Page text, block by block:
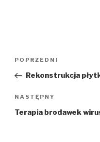
POPRZEDNI
Rekonstrukcja
NASTĘPNY
Terapia brodawek